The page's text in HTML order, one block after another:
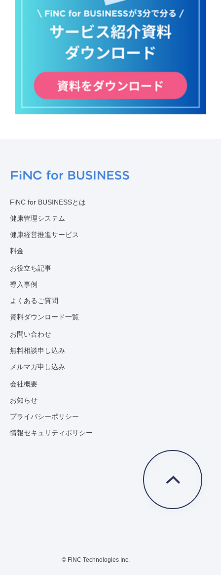
FiNC for BUSINESSとは
健康管理システム
健康経営推進サービス
料金
お役立ち記事
導入事例
よくあるご質問
資料ダウンロード一覧
お問い合わせ
無料相談申し込み
メルマガ申し込み
会社概要
お知らせ
プライバシーポリシー
情報セキュリティポリシー
© FiNC Technologies Inc.